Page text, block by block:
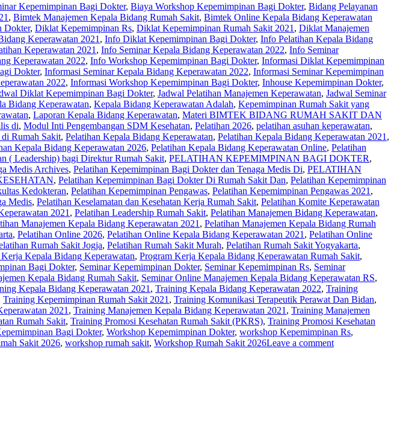
Kepemimpinan Bagi Dokter, Biaya Workshop Kepemimpinan Bagi Dokter, Bidang Pelayanan
, Bimtek Manajemen Kepala Bidang Rumah Sakit, Bimtek Online Kepala Bidang Keperawatan
Dokter, Diklat Kepemimpinan Rs, Diklat Kepemimpinan Rumah Sakit 2021 , Diklat Manajemen
Keperawatan 2021 , Info Diklat Kepemimpinan Bagi Dokter, Info Pelatihan Kepala Bidang
Keperawatan 2021 , Info Seminar Kepala Bidang Keperawatan 2022, Info Seminar
Keperawatan 2022, Info Workshop Kepemimpinan Bagi Dokter, Informasi Diklat Kepemimpinan
Dokter, Informasi Seminar Kepala Bidang Keperawatan 2022, Informasi Seminar Kepemimpinan
2022, Informasi Workshop Kepemimpinan Bagi Dokter, Inhouse Kepemimpinan Dokter,
Diklat Kepemimpinan Bagi Dokter, Jadwal Pelatihan Manajemen Keperawatan, Jadwal Seminar
Bidang Keperawatan, Kepala Bidang Keperawatan Adalah, Kepemimpinan Rumah Sakit yang
, Laporan Kepala Bidang Keperawatan, Materi BIMTEK BIDANG RUMAH SAKIT DAN
di, Modul Inti Pengembangan SDM Kesehatan, Pelatihan 2026, pelatihan asuhan keperawatan,
Rumah Sakit, Pelatihan Kepala Bidang Keperawatan, Pelatihan Kepala Bidang Keperawatan 2021 ,
Kepala Bidang Keperawatan 2026, Pelatihan Kepala Bidang Keperawatan Online, Pelatihan
( Leadership) bagi Direktur Rumah Sakit, PELATIHAN KEPEMIMPINAN BAGI DOKTER,
Medis Archives, Pelatihan Kepemimpinan Bagi Dokter dan Tenaga Medis Di, PELATIHAN
, Pelatihan Kepemimpinan Bagi Dokter Di Rumah Sakit Dan, Pelatihan Kepemimpinan
Kedokteran, Pelatihan Kepemimpinan Pengawas, Pelatihan Kepemimpinan Pengawas 2021 ,
Medis, Pelatihan Keselamatan dan Kesehatan Kerja Rumah Sakit, Pelatihan Komite Keperawatan
2021 , Pelatihan Leadership Rumah Sakit, Pelatihan Manajemen Bidang Keperawatan,
Manajemen Kepala Bidang Keperawatan 2021 , Pelatihan Manajemen Kepala Bidang Rumah
, Pelatihan Online 2026, Pelatihan Online Kepala Bidang Keperawatan 2021 , Pelatihan Online
Rumah Sakit Jogja, Pelatihan Rumah Sakit Murah, Pelatihan Rumah Sakit Yogyakarta,
Kepala Bidang Keperawatan, Program Kerja Kepala Bidang Keperawatan Rumah Sakit,
Bagi Dokter, Seminar Kepemimpinan Dokter, Seminar Kepemimpinan Rs, Seminar
Kepala Bidang Rumah Sakit, Seminar Online Manajemen Kepala Bidang Keperawatan RS,
Kepala Bidang Keperawatan 2021 , Training Kepala Bidang Keperawatan 2022, Training
Training Kepemimpinan Rumah Sakit 2021 , Training Komunikasi Terapeutik Perawat Dan Bidan,
2021 , Training Manajemen Kepala Bidang Keperawatan 2021 , Training Manajemen
Rumah Sakit, Training Promosi Kesehatan Rumah Sakit (PKRS), Training Promosi Kesehatan
Bagi Dokter, Workshop Kepemimpinan Dokter, workshop Kepemimpinan Rs,
Sakit 2026, workshop rumah sakit, Workshop Rumah Sakit 2026Leave a comment